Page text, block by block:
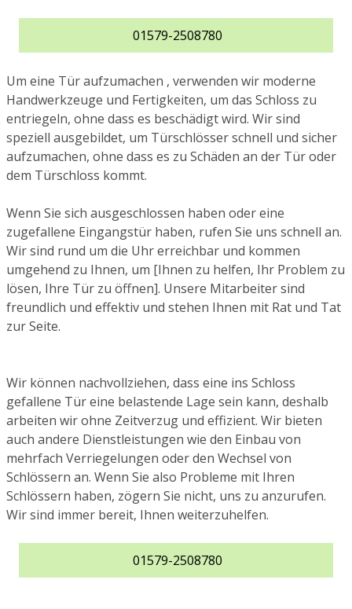
01579-2508780
Um eine Tür aufzumachen , verwenden wir moderne
Handwerkzeuge und Fertigkeiten, um das Schloss zu
entriegeln, ohne dass es beschädigt wird. Wir sind
speziell ausgebildet, um Türschlösser schnell und sicher
aufzumachen, ohne dass es zu Schäden an der Tür oder
dem Türschloss kommt.
Wenn Sie sich ausgeschlossen haben oder eine
zugefallene Eingangstür haben, rufen Sie uns schnell an.
Wir sind rund um die Uhr erreichbar und kommen
umgehend zu Ihnen, um [Ihnen zu helfen, Ihr Problem zu
lösen, Ihre Tür zu öffnen]. Unsere Mitarbeiter sind
freundlich und effektiv und stehen Ihnen mit Rat und Tat
zur Seite.
Wir können nachvollziehen, dass eine ins Schloss
gefallene Tür eine belastende Lage sein kann, deshalb
arbeiten wir ohne Zeitverzug und effizient. Wir bieten
auch andere Dienstleistungen wie den Einbau von
mehrfach Verriegelungen oder den Wechsel von
Schlössern an. Wenn Sie also Probleme mit Ihren
Schlössern haben, zögern Sie nicht, uns zu anzurufen.
Wir sind immer bereit, Ihnen weiterzuhelfen.
01579-2508780